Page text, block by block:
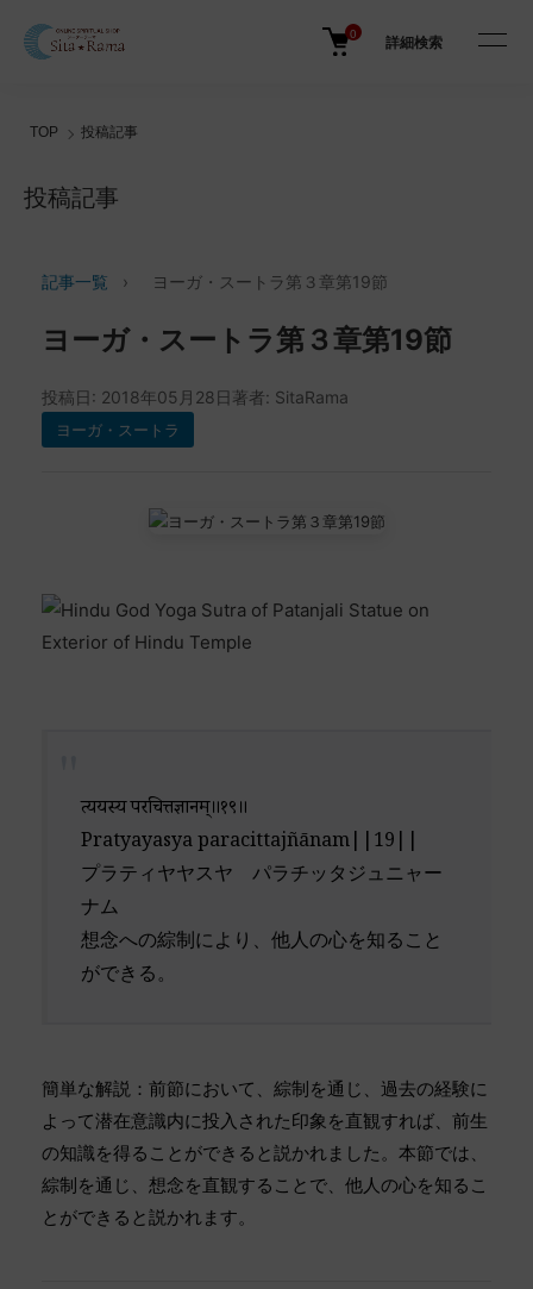
0 詳細検索
TOP 投稿記事
投稿記事
記事一覧 › ヨーガ・スートラ第３章第19節
ヨーガ・スートラ第３章第19節
投稿日: 2018年05月28日著者: SitaRama
ヨーガ・スートラ
प्रत्ययस्य परचित्तज्ञानम्॥१९॥
Pratyayasya paracittajñānam||19||
プラティヤヤスヤ パラチッタジュニャー
ナム
想念への綜制により、他人の心を知ること
ができる。
簡単な解説：前節において、綜制を通じ、過去の経験に
よって潜在意識内に投入された印象を直観すれば、前生
の知識を得ることができると説かれました。本節では、
綜制を通じ、想念を直観することで、他人の心を知るこ
とができると説かれます。